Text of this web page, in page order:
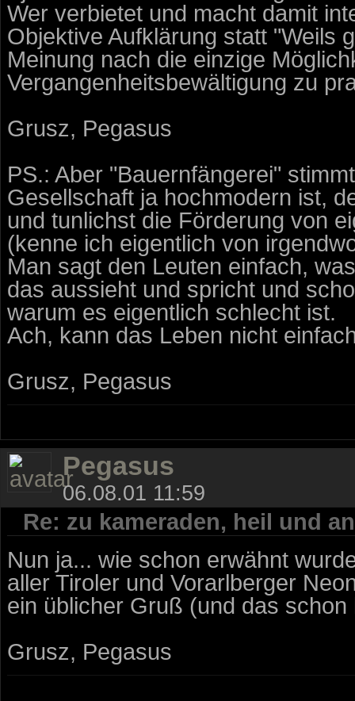
Wer verbietet und macht damit
Objektive Aufklärung statt "Weils
Meinung nach die einzige
Vergangenheitsbewältigung zu
Grusz, Pegasus
PS.: Aber "Bauernfängerei"
Gesellschaft ja hochmodern ist,
und tunlichst die Förderung von
(kenne ich eigentlich von
Man sagt den Leuten einfach,
das aussieht und spricht und
warum es eigentlich schlecht ist.
Ach, kann das Leben nicht
Grusz, Pegasus
Pegasus
06.08.01 11:59
Re: zu kameraden, heil und
Nun ja... wie schon erwähnt
aller Tiroler und Vorarlberger
ein üblicher Gruß (und das
Grusz, Pegasus